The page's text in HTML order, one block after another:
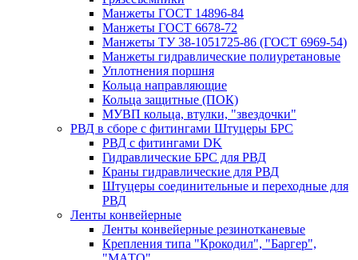
Манжеты ГОСТ 14896-84
Манжеты ГОСТ 6678-72
Манжеты ТУ 38-1051725-86 (ГОСТ 6969-54)
Манжеты гидравлические полиуретановые
Уплотнения поршня
Кольца направляющие
Кольца защитные (ПОК)
МУВП кольца, втулки, "звездочки"
РВД в сборе с фитингами Штуцеры БРС
РВД с фитингами DK
Гидравлические БРС для РВД
Краны гидравлические для РВД
Штуцеры соединительные и переходные для
РВД
Ленты конвейерные
Ленты конвейерные резинотканевые
Крепления типа "Крокодил", "Баргер",